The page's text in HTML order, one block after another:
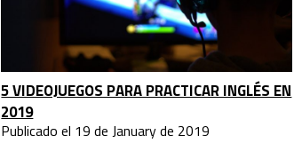
5 VIDEOJUEGOS PARA PRACTICAR INGLÉS EN
2019
Publicado el 19 de January de 2019